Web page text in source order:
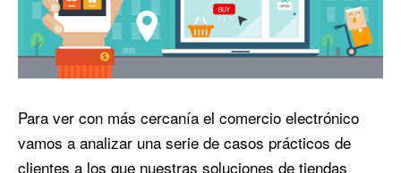
Para ver con más cercanía el comercio electrónico
vamos a analizar una serie de casos prácticos de
clientes a los que nuestras soluciones de tiendas